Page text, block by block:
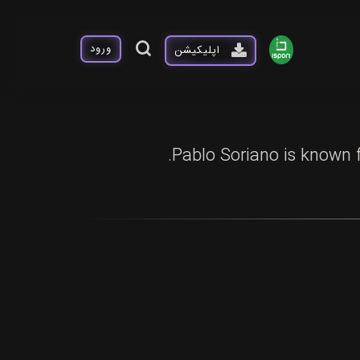
اپلیکیشن ورود
Pablo Soriano is known